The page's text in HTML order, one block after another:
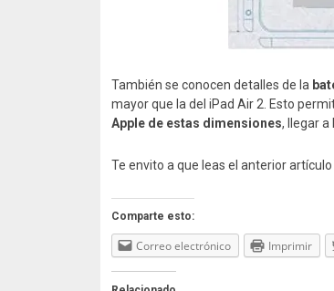
También se conocen detalles de la
mayor que la del iPad Air 2. Esto
Apple de estas dimensiones, llegar a
Te envito a que leas el anterior
Comparte esto:
Correo electrónico Imprimir